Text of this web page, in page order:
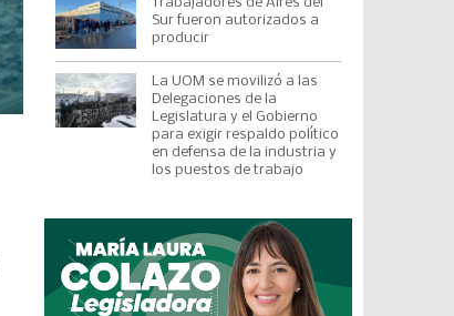
Trabajadores de Aires del
Sur fueron autorizados a
producir
La UOM se movilizó a las
Delegaciones de la
Legislatura y el Gobierno
para exigir respaldo político
en defensa de la industria y
los puestos de trabajo